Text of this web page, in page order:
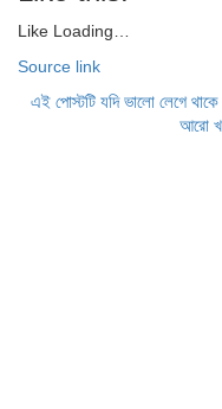
Like Loading…
Source link
এই পোস্টটি যদি ভালো লেগে
আরো